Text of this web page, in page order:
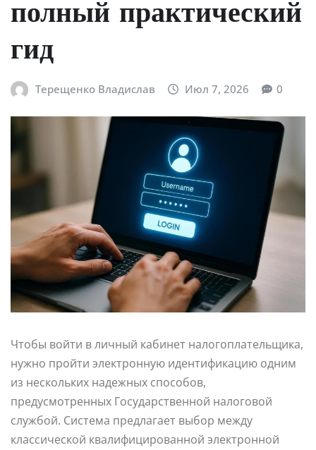
полный практический
гид
Терещенко Владислав Июл 7, 2026 0
Чтобы войти в личный кабинет налогоплательщика,
нужно пройти электронную идентификацию одним
из нескольких надежных способов,
предусмотренных Государственной налоговой
службой. Система предлагает выбор между
классической квалифицированной электронной